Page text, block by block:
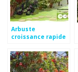
Arbuste
croissance rapide